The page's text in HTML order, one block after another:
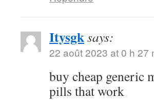
Itysgksays:
22 août 2023 at 0 h 27
buy cheap generic
pills that work